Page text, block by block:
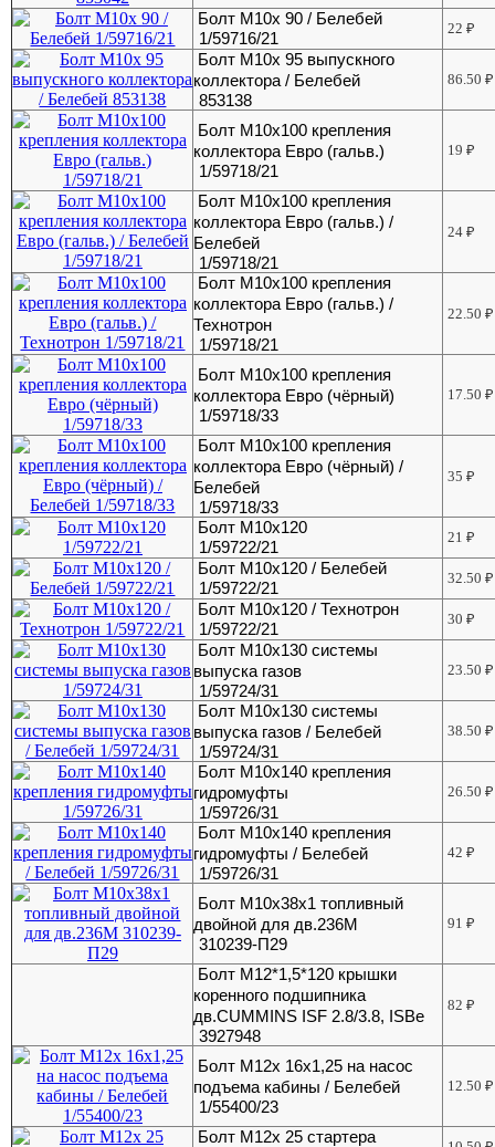
Болт М10х 90 / Белебей
1/59716/21
22₽
Болт М10х 95 выпускного
коллектора / Белебей
853138
86.50₽
Болт М10х100 крепления
коллектора Евро (гальв.)
1/59718/21
19₽
Болт М10х100 крепления
коллектора Евро (гальв.) /
Белебей
1/59718/21
24₽
Болт М10х100 крепления
коллектора Евро (гальв.) /
Технотрон
1/59718/21
22.50₽
Болт М10х100 крепления
коллектора Евро (чёрный)
1/59718/33
17.50₽
Болт М10х100 крепления
коллектора Евро (чёрный) /
Белебей
1/59718/33
35₽
Болт М10х120
1/59722/21
21₽
Болт М10х120 / Белебей
1/59722/21
32.50₽
Болт М10х120 / Технотрон
1/59722/21
30₽
Болт М10х130 системы
выпуска газов
1/59724/31
23.50₽
Болт М10х130 системы
выпуска газов / Белебей
1/59724/31
38.50₽
Болт М10х140 крепления
гидромуфты
1/59726/31
26.50₽
Болт М10х140 крепления
гидромуфты / Белебей
1/59726/31
42₽
Болт М10х38х1 топливный
двойной для дв.236М
310239-П29
91₽
Болт М12*1,5*120 крышки
коренного подшипника
дв.CUMMINS ISF 2.8/3.8, ISBe
3927948
82₽
Болт М12х 16х1,25 на насос
подъема кабины / Белебей
1/55400/23
12.50₽
Болт М12х 25 стартера